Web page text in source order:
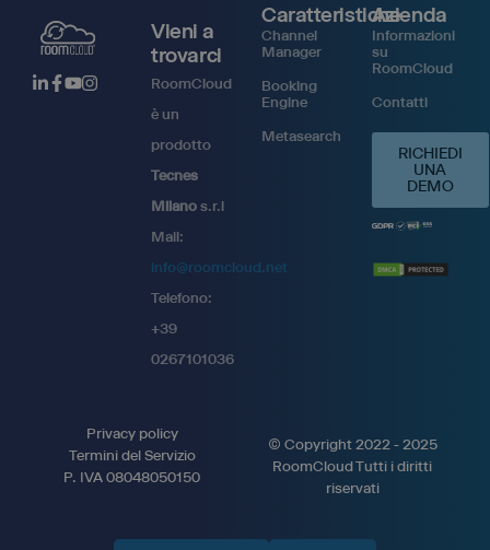
Vieni a
trovarci
RoomCloud
è un
prodotto
Tecnes
Milanos.r.l
Mail:
info@roomcloud.net
Telefono:
+39
0267101036
Caratteristiche
Channel
Manager
Booking
Engine
Metasearch
Azienda
Informazioni
su
RoomCloud
Contatti
RICHIEDI
UNA
DEMO
© Copyright 2022 - 2025
RoomCloud Tutti i diritti
riservati
Privacy policy
Termini del Servizio
P. IVA 08048050150